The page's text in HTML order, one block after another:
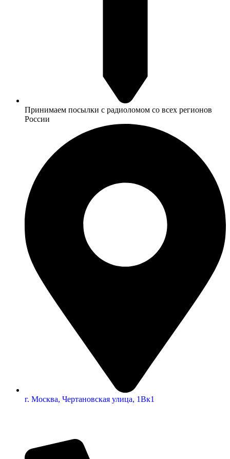
Принимаем посылки с радиоломом со всех регионов
России
г. Москва, Чертановская улица, 1Вк1